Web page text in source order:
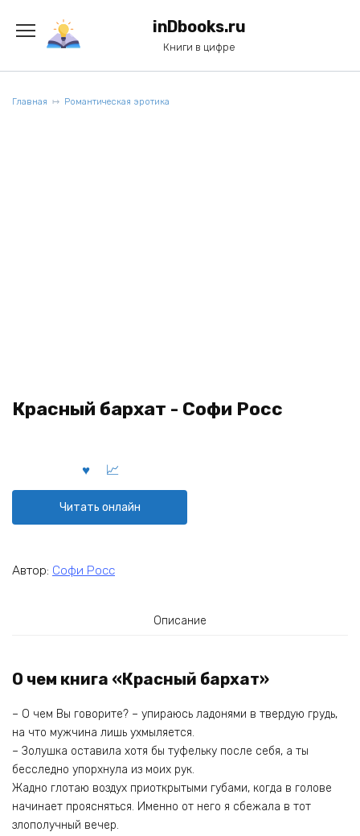
содержанию
inDbooks.ru
Книги в цифре
Главная Романтическая эротика
Красный бархат - Софи Росс
Читать онлайн
Автор: Софи Росс
Описание
О чем книга «Красный бархат»
– О чем Вы говорите? – упираюсь ладонями в твердую грудь,
на что мужчина лишь ухмыляется.
– Золушка оставила хотя бы туфельку после себя, а ты
бесследно упорхнула из моих рук.
Жадно глотаю воздух приоткрытыми губами, когда в голове
начинает проясняться. Именно от него я сбежала в тот
злополучный вечер.